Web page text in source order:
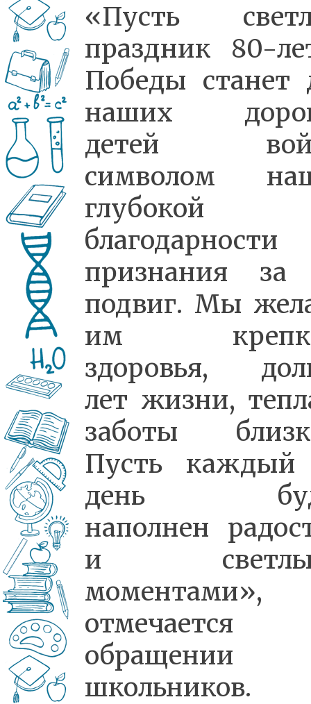
«Пусть
праздник 80-
Победы станет
наших
детей
символом
глубокой
признания
подвиг. Мы
им
здоровья,
лет жизни,
заботы
Пусть
день
наполнен
и
обращении
школьников.